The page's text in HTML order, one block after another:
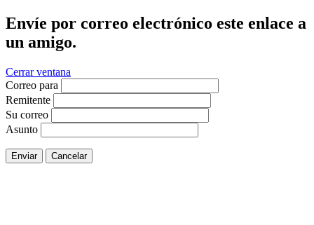
Envíe por correo electrónico este enlace a
un amigo.
Cerrar ventana
Correo para
Remitente
Su correo
Asunto
Enviar Cancelar